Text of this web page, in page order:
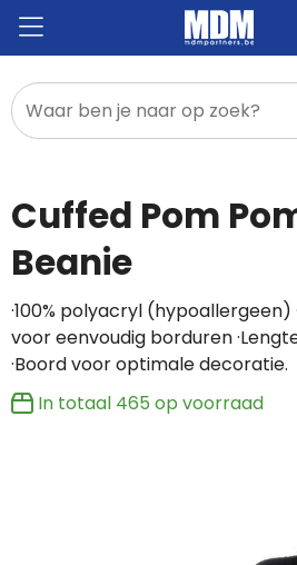
Relatiegeschenken
Promotietextiel
Sportkleding
Cuffed Pom
Beanie
·100% polyacryl
voor eenvoudig borduren
·Boord voor optimale decoratie.
In totaal 465 op voorraad